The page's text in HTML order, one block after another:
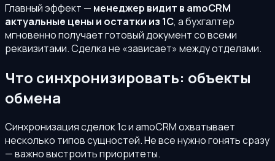
Главный эффект — менеджер видит в amoCRM
актуальные цены и остатки из 1С, а бухгалтер
мгновенно получает готовый документ со всеми
реквизитами. Сделка не «зависает» между отделами.
Что синхронизировать: объекты
обмена
Синхронизация сделок 1с и amoCRM охватывает
несколько типов сущностей. Не все нужно гонять сразу
— важно выстроить приоритеты.